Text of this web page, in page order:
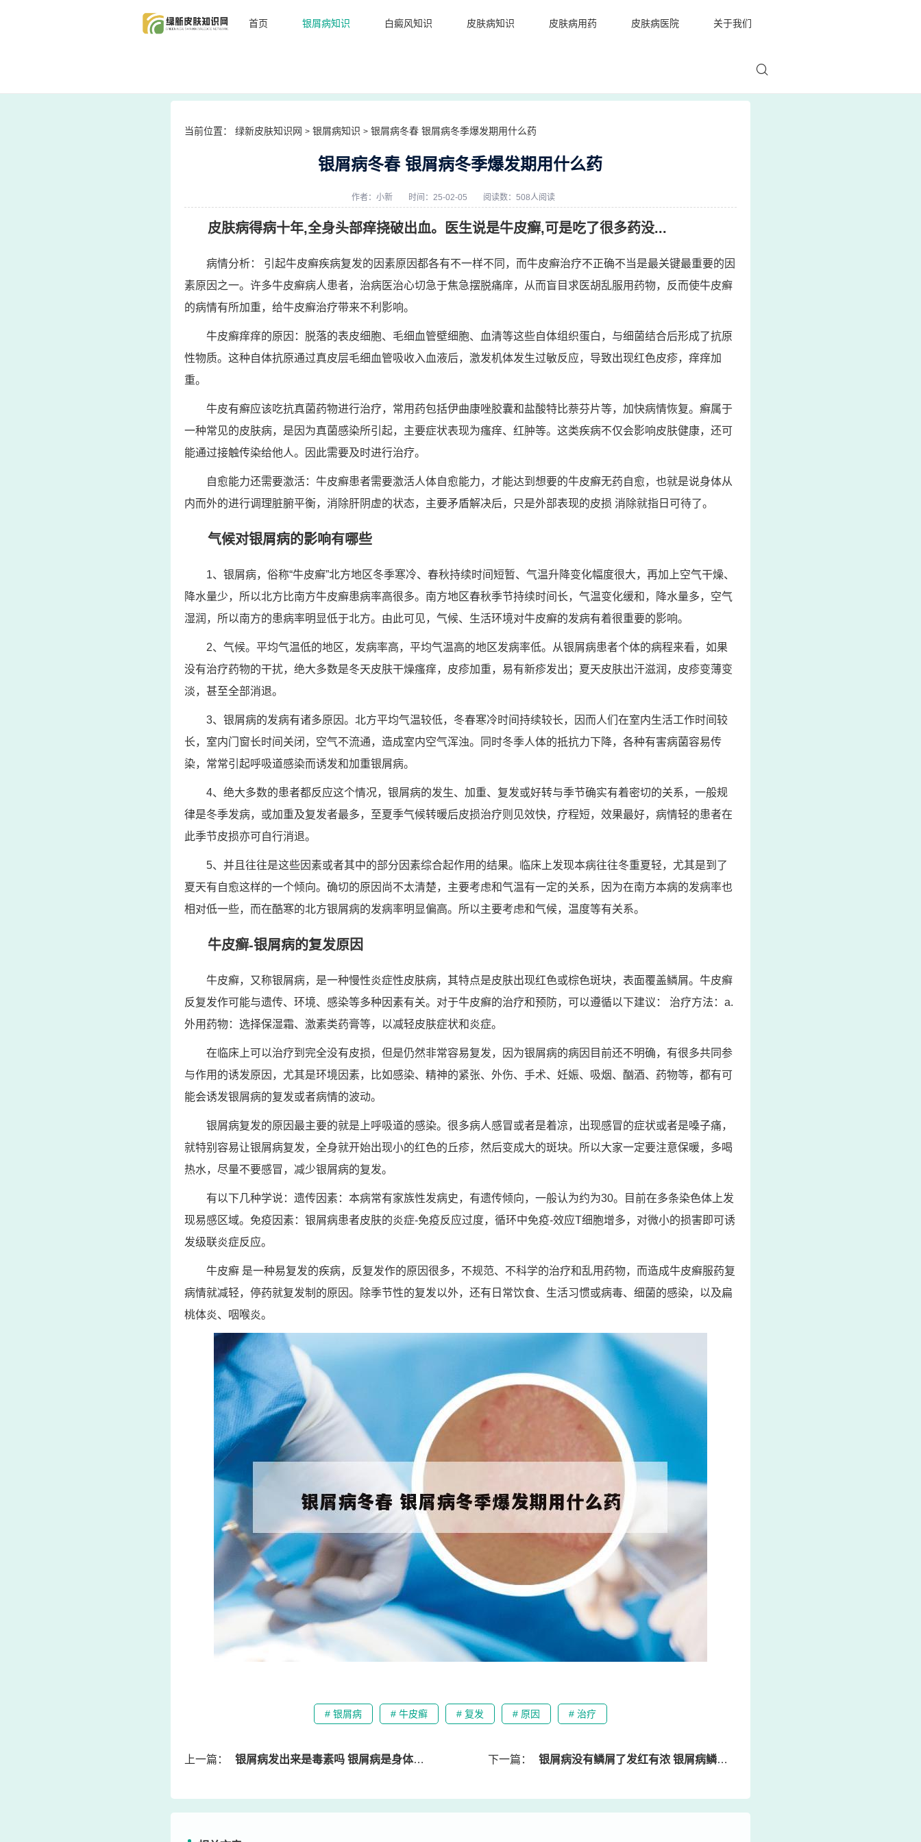
首页 银屑病知识 白癜风知识 皮肤病知识 皮肤病用药 皮肤病医院 关于我们
当前位置： 绿新皮肤知识网 > 银屑病知识 > 银屑病冬春 银屑病冬季爆发期用什么药
银屑病冬春 银屑病冬季爆发期用什么药
作者：小新 时间：25-02-05 阅读数：508人阅读
皮肤病得病十年,全身头部痒挠破出血。医生说是牛皮癣,可是吃了很多药没...
病情分析： 引起牛皮癣疾病复发的因素原因都各有不一样不同，而牛皮癣治疗不正确不当是最关键最重要的因
素原因之一。许多牛皮癣病人患者，治病医治心切急于焦急摆脱痛庠，从而盲目求医胡乱服用药物，反而使牛皮癣
的病情有所加重，给牛皮癣治疗带来不利影响。
牛皮癣痒痒的原因：脱落的表皮细胞、毛细血管壁细胞、血清等这些自体组织蛋白，与细菌结合后形成了抗原
性物质。这种自体抗原通过真皮层毛细血管吸收入血液后，激发机体发生过敏反应，导致出现红色皮疹，痒痒加
重。
牛皮有癣应该吃抗真菌药物进行治疗，常用药包括伊曲康唑胶囊和盐酸特比萘芬片等，加快病情恢复。癣属于
一种常见的皮肤病，是因为真菌感染所引起，主要症状表现为瘙痒、红肿等。这类疾病不仅会影响皮肤健康，还可
能通过接触传染给他人。因此需要及时进行治疗。
自愈能力还需要激活：牛皮癣患者需要激活人体自愈能力，才能达到想要的牛皮癣无药自愈，也就是说身体从
内而外的进行调理脏腑平衡，消除肝阴虚的状态，主要矛盾解决后，只是外部表现的皮损 消除就指日可待了。
气候对银屑病的影响有哪些
1、银屑病，俗称“牛皮癣”北方地区冬季寒冷、春秋持续时间短暂、气温升降变化幅度很大，再加上空气干燥、
降水量少，所以北方比南方牛皮癣患病率高很多。南方地区春秋季节持续时间长，气温变化缓和，降水量多，空气
湿润，所以南方的患病率明显低于北方。由此可见，气候、生活环境对牛皮癣的发病有着很重要的影响。
2、气候。平均气温低的地区，发病率高，平均气温高的地区发病率低。从银屑病患者个体的病程来看，如果
没有治疗药物的干扰，绝大多数是冬天皮肤干燥瘙痒，皮疹加重，易有新疹发出；夏天皮肤出汗滋润，皮疹变薄变
淡，甚至全部消退。
3、银屑病的发病有诸多原因。北方平均气温较低，冬春寒冷时间持续较长，因而人们在室内生活工作时间较
长，室内门窗长时间关闭，空气不流通，造成室内空气浑浊。同时冬季人体的抵抗力下降，各种有害病菌容易传
染，常常引起呼吸道感染而诱发和加重银屑病。
4、绝大多数的患者都反应这个情况，银屑病的发生、加重、复发或好转与季节确实有着密切的关系，一般规
律是冬季发病，或加重及复发者最多，至夏季气候转暖后皮损治疗则见效快，疗程短，效果最好，病情轻的患者在
此季节皮损亦可自行消退。
5、并且往往是这些因素或者其中的部分因素综合起作用的结果。临床上发现本病往往冬重夏轻，尤其是到了
夏天有自愈这样的一个倾向。确切的原因尚不太清楚，主要考虑和气温有一定的关系，因为在南方本病的发病率也
相对低一些，而在酷寒的北方银屑病的发病率明显偏高。所以主要考虑和气候，温度等有关系。
牛皮癣-银屑病的复发原因
牛皮癣，又称银屑病，是一种慢性炎症性皮肤病，其特点是皮肤出现红色或棕色斑块，表面覆盖鳞屑。牛皮癣
反复发作可能与遗传、环境、感染等多种因素有关。对于牛皮癣的治疗和预防，可以遵循以下建议： 治疗方法：a.
外用药物：选择保湿霜、激素类药膏等，以减轻皮肤症状和炎症。
在临床上可以治疗到完全没有皮损，但是仍然非常容易复发，因为银屑病的病因目前还不明确，有很多共同参
与作用的诱发原因，尤其是环境因素，比如感染、精神的紧张、外伤、手术、妊娠、吸烟、酗酒、药物等，都有可
能会诱发银屑病的复发或者病情的波动。
银屑病复发的原因最主要的就是上呼吸道的感染。很多病人感冒或者是着凉，出现感冒的症状或者是嗓子痛，
就特别容易让银屑病复发，全身就开始出现小的红色的丘疹，然后变成大的斑块。所以大家一定要注意保暖，多喝
热水，尽量不要感冒，减少银屑病的复发。
有以下几种学说：遗传因素：本病常有家族性发病史，有遗传倾向，一般认为约为30。目前在多条染色体上发
现易感区域。免疫因素：银屑病患者皮肤的炎症-免疫反应过度，循环中免疫-效应T细胞增多，对微小的损害即可诱
发级联炎症反应。
牛皮癣 是一种易复发的疾病，反复发作的原因很多，不规范、不科学的治疗和乱用药物，而造成牛皮癣服药复
病情就减轻，停药就复发制的原因。除季节性的复发以外，还有日常饮食、生活习惯或病毒、细菌的感染，以及扁
桃体炎、咽喉炎。
# 银屑病 # 牛皮癣 # 复发 # 原因 # 治疗
上一篇： 银屑病发出来是毒素吗 银屑病是身体毒素太多吗 下一篇： 银屑病没有鳞屑了发红有浓 银屑病鳞屑少了但是还是红色